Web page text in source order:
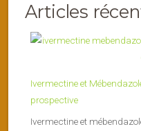
Articles
Ivermectine et
prospective
Ivermectine et